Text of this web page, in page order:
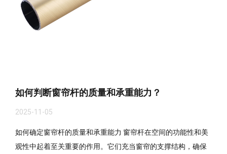
如何判断窗帘杆的质量和承重能力？
2025-11-05
如何确定窗帘杆的质量和承重能力 窗帘杆在空间的功能性和美
观性中起着至关重要的作用。它们充当窗帘的支撑结构，确保